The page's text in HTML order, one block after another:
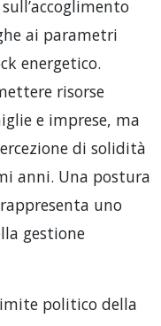
ai parametri
energetico.
risorse
e imprese, ma
di solidità
anni. Una postura
uno
gestione
politico della